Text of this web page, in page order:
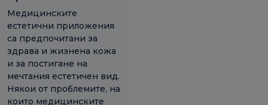
Медицинските
естетични приложения
са предпочитани за
здрава и жизнена кожа
и за постигане на
мечтания естетичен вид.
Някои от проблемите, на
които медицинските